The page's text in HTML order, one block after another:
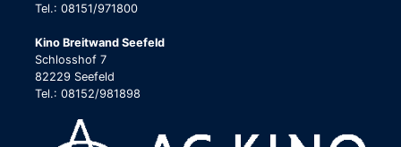
Tel.: 08151/971800
Kino Breitwand Seefeld
Schlosshof 7
82229 Seefeld
Tel.: 08152/981898